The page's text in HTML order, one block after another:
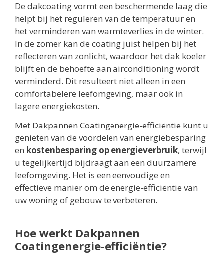
De dakcoating vormt een beschermende laag die
helpt bij het reguleren van de temperatuur en
het verminderen van warmteverlies in de winter.
In de zomer kan de coating juist helpen bij het
reflecteren van zonlicht, waardoor het dak koeler
blijft en de behoefte aan airconditioning wordt
verminderd. Dit resulteert niet alleen in een
comfortabelere leefomgeving, maar ook in
lagere energiekosten.
Met Dakpannen Coatingenergie-efficiëntie kunt u
genieten van de voordelen van energiebesparing
en kostenbesparing op energieverbruik, terwijl
u tegelijkertijd bijdraagt aan een duurzamere
leefomgeving. Het is een eenvoudige en
effectieve manier om de energie-efficiëntie van
uw woning of gebouw te verbeteren.
Hoe werkt Dakpannen
Coatingenergie-efficiëntie?